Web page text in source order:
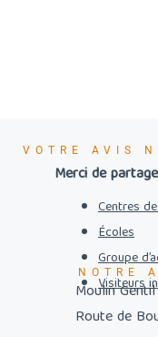
VOTRE AVIS
Merci de
Centres
Écoles
Groupe
Visiteurs
NOTRE
Moulin Gentil
Route de